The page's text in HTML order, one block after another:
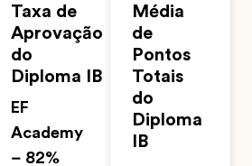
Taxa de
Aprovação
do
Diploma IB
EF
Academy
– 82%
Média
de
Pontos
Totais
do
Diploma
IB